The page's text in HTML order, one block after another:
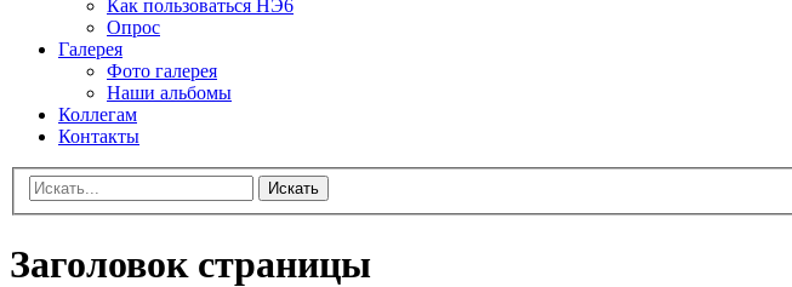
Как пользоваться НЭ6
Опрос
Галерея
Фото галерея
Наши альбомы
Коллегам
Контакты
Искать
Заголовок страницы